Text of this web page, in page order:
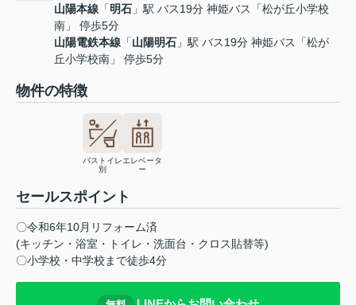
山陽本線 「明石 」駅 バス19分 神姫バス「松が丘小学校
南」 停歩5分
山陽電鉄本線 「山陽明石 」駅 バス19分 神姫バス「松が
丘小学校南」 停歩5分
物件の特徴
バストイレ
別
エレベータ
ー
セールスポイント
〇令和6年10月リフォーム済
(キッチン・浴室・トイレ・洗面台・クロス貼替等)
〇小学校・中学校まで徒歩4分